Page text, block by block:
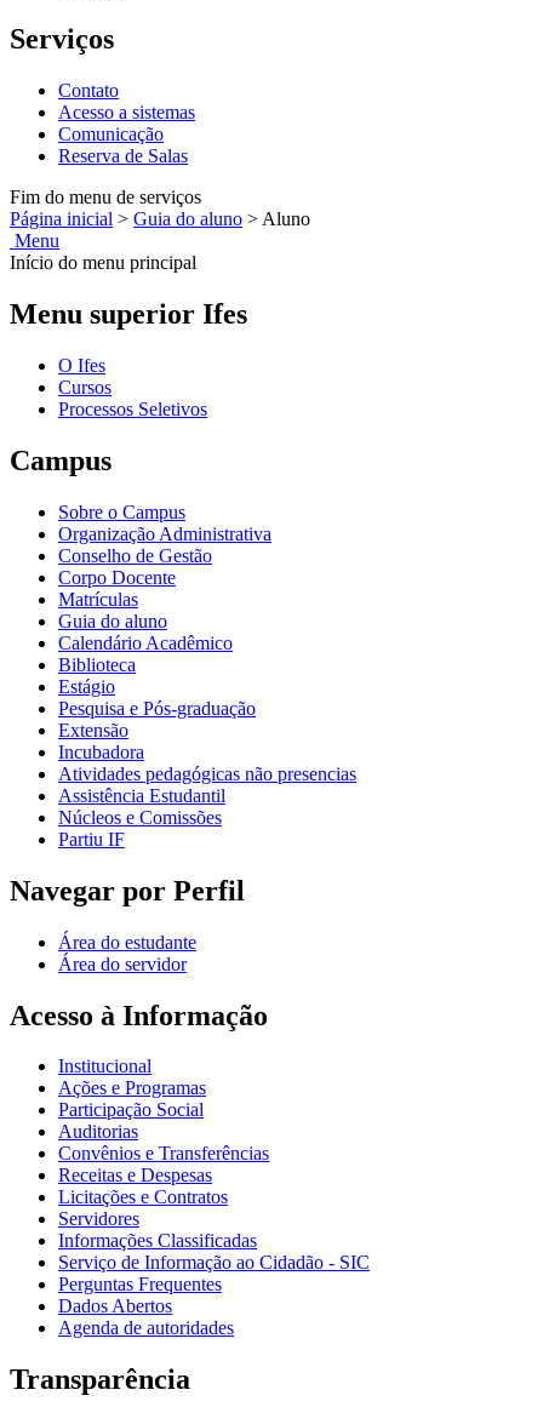
Serviços
Contato
Acesso a sistemas
Comunicação
Reserva de Salas
Fim do menu de serviços
Página inicial > Guia do aluno > Aluno
Menu
Início do menu principal
Menu superior Ifes
O Ifes
Cursos
Processos Seletivos
Campus
Sobre o Campus
Organização Administrativa
Conselho de Gestão
Corpo Docente
Matrículas
Guia do aluno
Calendário Acadêmico
Biblioteca
Estágio
Pesquisa e Pós-graduação
Extensão
Incubadora
Atividades pedagógicas não presencias
Assistência Estudantil
Núcleos e Comissões
Partiu IF
Navegar por Perfil
Área do estudante
Área do servidor
Acesso à Informação
Institucional
Ações e Programas
Participação Social
Auditorias
Convênios e Transferências
Receitas e Despesas
Licitações e Contratos
Servidores
Informações Classificadas
Serviço de Informação ao Cidadão - SIC
Perguntas Frequentes
Dados Abertos
Agenda de autoridades
Transparência